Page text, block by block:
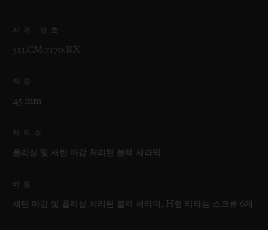
시계 번호
511.CM.7170.RX
직경
45 mm
케이스
폴리싱 및 새틴 마감 처리된 블랙 세라믹
베젤
새틴 마감 및 폴리싱 처리된 블랙 세라믹, H형 티타늄 스크류 6개